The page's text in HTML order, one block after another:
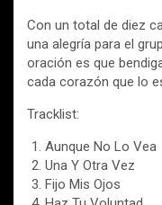
Con un total de diez
una alegría para el
oración es que
cada corazón que lo
Tracklist:
Aunque No Lo Vea
Una Y Otra Vez
Fijo Mis Ojos